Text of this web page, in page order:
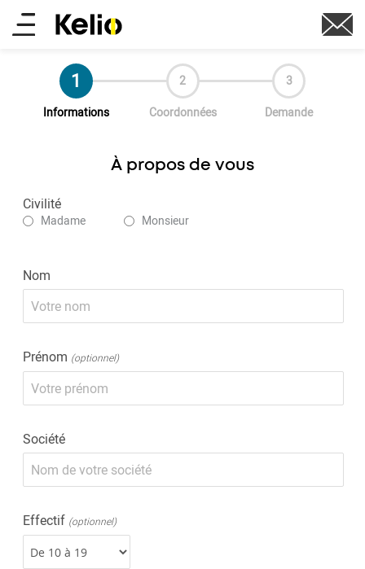
contenu
Main
Actuel
Informations Coordonnées Demande
À propos de vous
Civilité
Madame Monsieur
Nom
Prénom (optionnel)
Société
Effectif (optionnel)